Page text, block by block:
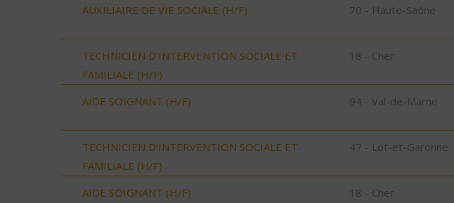
AUXILIAIRE DE VIE SOCIALE (H/F) 70 - Haute-Saône
TECHNICIEN D’INTERVENTION SOCIALE ET
FAMILIALE (H/F)
18 - Cher
AIDE SOIGNANT (H/F) 94 - Val-de-Marne
TECHNICIEN D’INTERVENTION SOCIALE ET
FAMILIALE (H/F)
47 - Lot-et-Garonne
AIDE SOIGNANT (H/F) 18 - Cher